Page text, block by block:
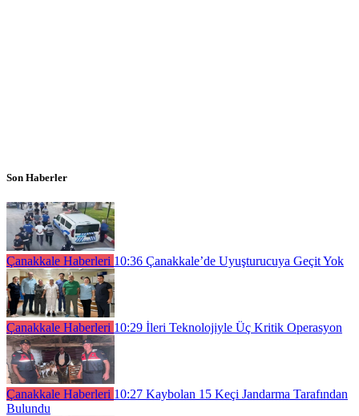
Son Haberler
Çanakkale Haberleri 10:36 Çanakkale’de Uyuşturucuya Geçit Yok
Çanakkale Haberleri 10:29 İleri Teknolojiyle Üç Kritik Operasyon
Çanakkale Haberleri 10:27 Kaybolan 15 Keçi Jandarma Tarafından
Bulundu